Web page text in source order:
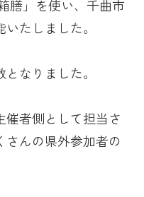
膳」を使い、千曲市
たしました。
なりました。
者側として担当さ
さんの県外参加者の